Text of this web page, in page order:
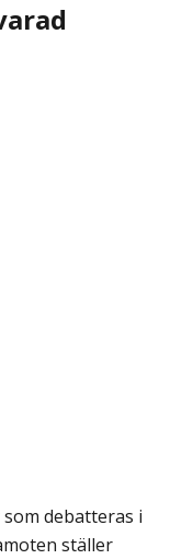
debatteras i
ställer